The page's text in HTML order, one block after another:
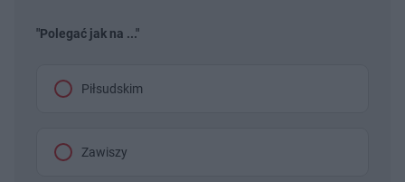
"Polegać jak na ..."
Piłsudskim
Zawiszy